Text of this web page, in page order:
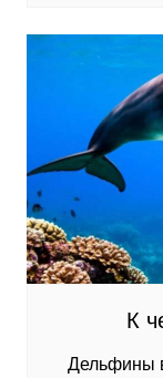
К
Дельфины